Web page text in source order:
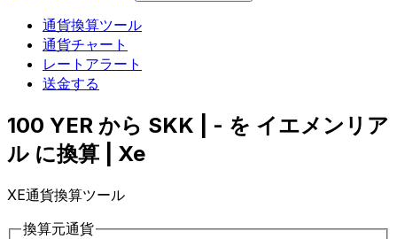
通貨換算ツール
通貨チャート
レートアラート
送金する
100 YER から SKK | - を イエメンリア
ル に換算 | Xe
XE通貨換算ツール
換算元通貨